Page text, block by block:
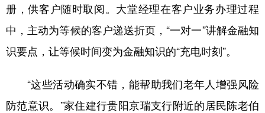
册，供客户随时取阅。大堂经理在客户业务办理过程
中，主动为等候的客户递送折页，“一对一”讲解金融知
识要点，让等候时间变为金融知识的“充电时刻”。
“这些活动确实不错，能帮助我们老年人增强风险
防范意识。”家住建行贵阳京瑞支行附近的居民陈老伯